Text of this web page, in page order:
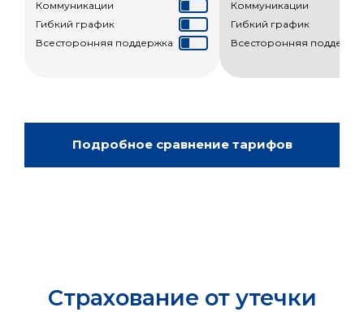
Коммуникации
Гибкий график
Всесторонняя поддержка
Коммуникации
Гибкий график
Всесторонняя
Подробное сравнение тарифов
Страхование от утечки